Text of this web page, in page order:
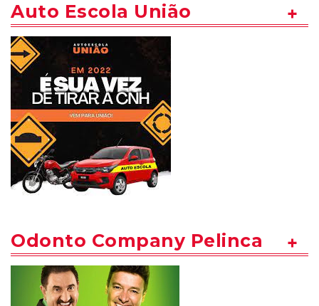
Auto Escola União
Odonto Company Pelinca